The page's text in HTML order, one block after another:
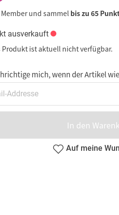
Member und sammelbis zu 65
ausverkauft
Produkt ist aktuell nicht verfügbar.
mich, wenn der Artikel
In den
Auf meine